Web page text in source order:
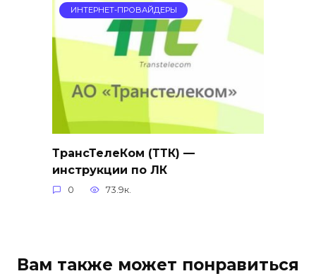
ИНТЕРНЕТ-ПРОВАЙДЕРЫ
ТрансТелеКом (ТТК) —
инструкции по ЛК
0 73.9к.
Вам также может понравиться